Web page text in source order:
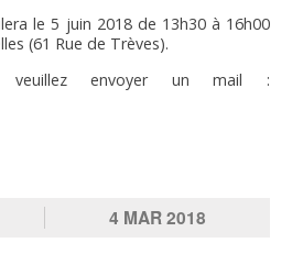
le 5 juin 2018 de 13h30 à 16h00
(61 Rue de Trèves).
veuillez envoyer un mail :
4 MAR2018